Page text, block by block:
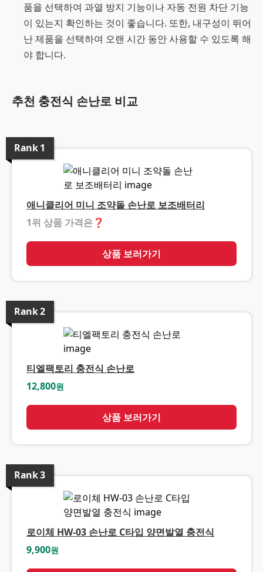
품을 선택하여 과열 방지 기능이나 자동 전원 차단 기능
이 있는지 확인하는 것이 좋습니다. 또한, 내구성이 뛰어
난 제품을 선택하여 오랜 시간 동안 사용할 수 있도록 해
야 합니다.
추천 충전식 손난로 비교
Rank1
애니클리어 미니 조약돌 손난로 보조배터리
1위 상품 가격은 ❓
상품 보러가기
Rank2
티엘팩토리 충전식 손난로
12,800원
상품 보러가기
Rank3
로이체 HW-03 손난로 C타입 양면발열 충전식
9,900원